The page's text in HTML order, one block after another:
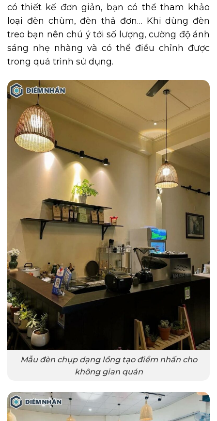
có thiết kế đơn giản, bạn có thể tham khảo
loại đèn chùm, đèn thả đơn… Khi dùng đèn
treo bạn nên chú ý tới số lượng, cường độ ánh
sáng nhẹ nhàng và có thể điều chỉnh được
trong quá trình sử dụng.
Mẫu đèn chụp dạng lồng tạo điểm nhấn cho
không gian quán